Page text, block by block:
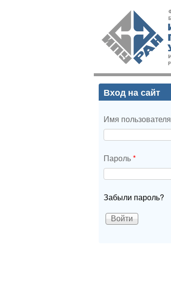
ИПУ
РАН
Вход на сайт
Имя пользователя
Пароль*
Забыли пароль?